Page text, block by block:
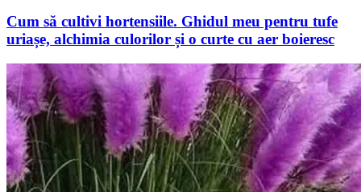
Cum să cultivi hortensiile. Ghidul meu pentru tufe
uriașe, alchimia culorilor și o curte cu aer boieresc